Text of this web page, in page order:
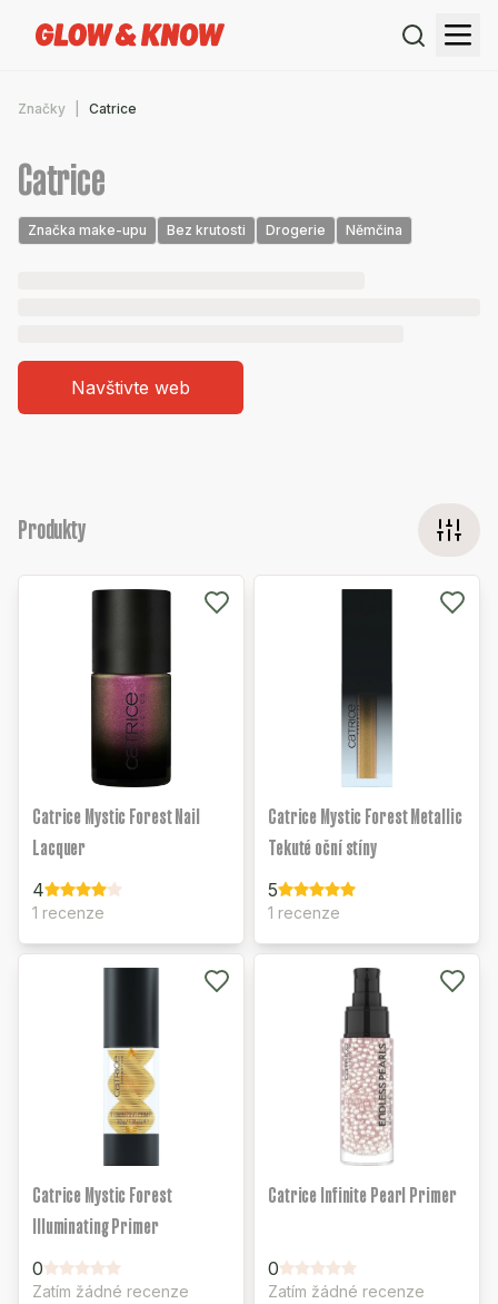
Značky Catrice
Catrice
Značka make-upu Bez krutosti Drogerie Němčina
Navštivte web
Produkty
Catrice Mystic Forest Nail
Lacquer
4
1 recenze
Catrice Mystic Forest Metallic
Tekuté oční stíny
5
1 recenze
Catrice Mystic Forest
Illuminating Primer
0
Zatím žádné recenze
Catrice Infinite Pearl Primer
0
Zatím žádné recenze